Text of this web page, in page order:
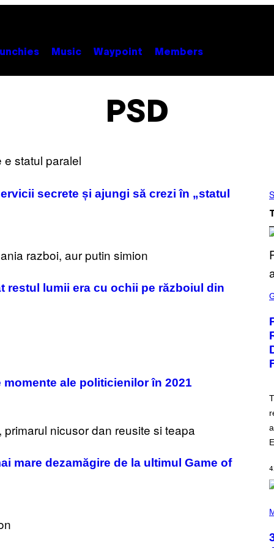
Music Waypoint Members
PSD
secrete și ajungi să crezi în „statul
restul lumii era cu ochii pe războiul din
ale politicienilor în 2021
mare dezamăgire de la ultimul Game of
C
E
N
S
H
O
T
P
C
A
M
H
O